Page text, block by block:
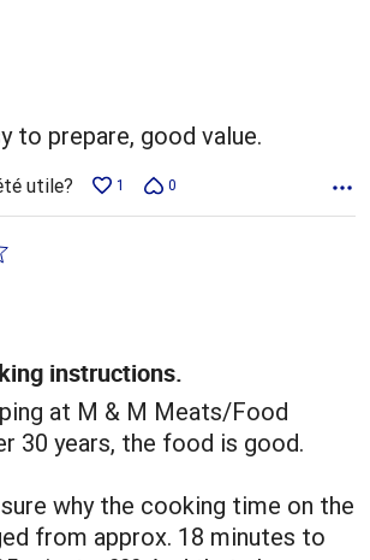
to prepare, good value.
utile? 1 0
instructions.
at M & M Meats/Food
30 years, the food is good.
why the cooking time on the
from approx. 18 minutes to